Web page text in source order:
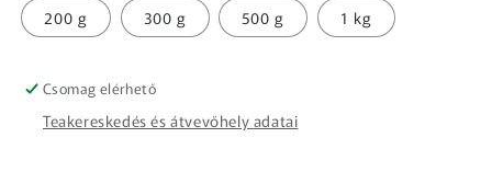
200 g 300 g 500 g 1 kg
Csomag elérhető
Teakereskedés és átvevőhely adatai